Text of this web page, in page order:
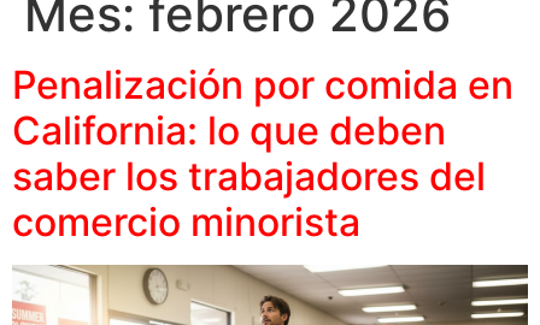
Mes: febrero 2026
Penalización por comida en
California: lo que deben
saber los trabajadores del
comercio minorista